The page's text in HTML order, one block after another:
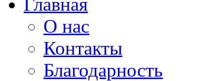
О нас
Контакты
Благодарность